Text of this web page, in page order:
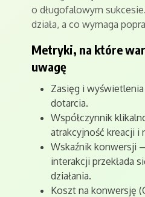
o długofalowym
działa, a co wymaga
Metryki, na które
uwagę
Zasięg i
dotarcia.
Współczynnik
atrakcyjność kreacji i
Wskaźnik konwersji
interakcji przekłada
działania.
Koszt na konwersję